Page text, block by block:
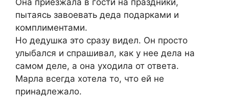
пытаясь завоевать деда подарками и
комплиментами.
Но дедушка это сразу видел. Он просто
улыбался и спрашивал, как у нее дела на
самом деле, а она уходила от ответа.
Марла всегда хотела то, что ей не
принадлежало.